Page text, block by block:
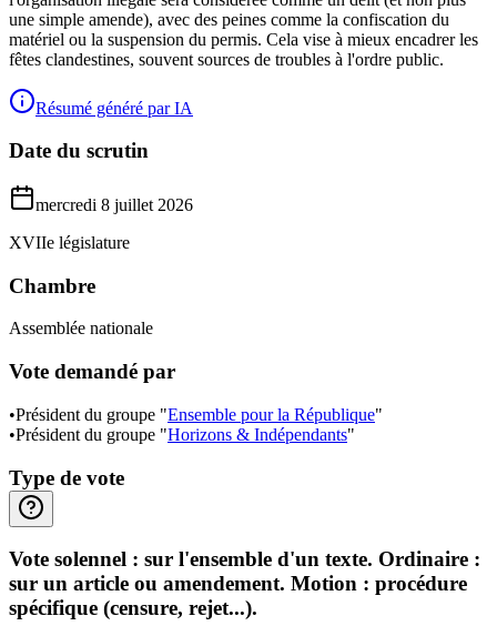
une simple amende), avec des peines comme la confiscation du
matériel ou la suspension du permis. Cela vise à mieux encadrer les
fêtes clandestines, souvent sources de troubles à l'ordre public.
Résumé généré par IA
Date du scrutin
mercredi 8 juillet 2026
XVIIe législature
Chambre
Assemblée nationale
Vote demandé par
•Président du groupe "Ensemble pour la République"
•Président du groupe "Horizons & Indépendants"
Type de vote
Vote solennel : sur l'ensemble d'un texte. Ordinaire :
sur un article ou amendement. Motion : procédure
spécifique (censure, rejet...).